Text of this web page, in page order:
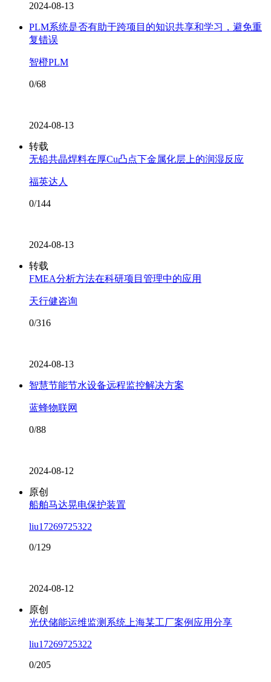
2024-08-13
PLM系统是否有助于跨项目的知识共享和学习，避免重
复错误
智橙PLM
0/68
2024-08-13
转载
无铅共晶焊料在厚Cu凸点下金属化层上的润湿反应
福英达人
0/144
2024-08-13
转载
FMEA分析方法在科研项目管理中的应用
天行健咨询
0/316
2024-08-13
智慧节能节水设备远程监控解决方案
蓝蜂物联网
0/88
2024-08-12
原创
船舶马达晃电保护装置
liu17269725322
0/129
2024-08-12
原创
光伏储能运维监测系统上海某工厂案例应用分享
liu17269725322
0/205